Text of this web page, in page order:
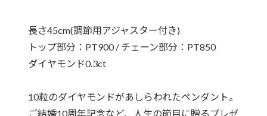
長さ45cm(調節用アジャスター付き)
トップ部分：PT900 / チェーン部分：PT850
ダイヤモンド0.3ct
10粒のダイヤモンドがあしらわれたペンダント。
ご結婚10周年記念など、人生の節目に贈るプレゼ